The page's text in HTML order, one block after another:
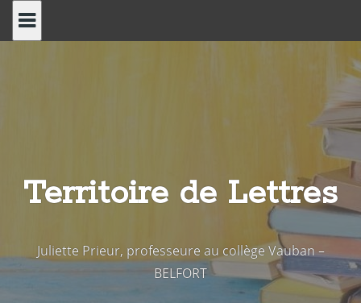
Territoire de Lettres
Juliette Prieur, professeure au collège Vauban –
BELFORT